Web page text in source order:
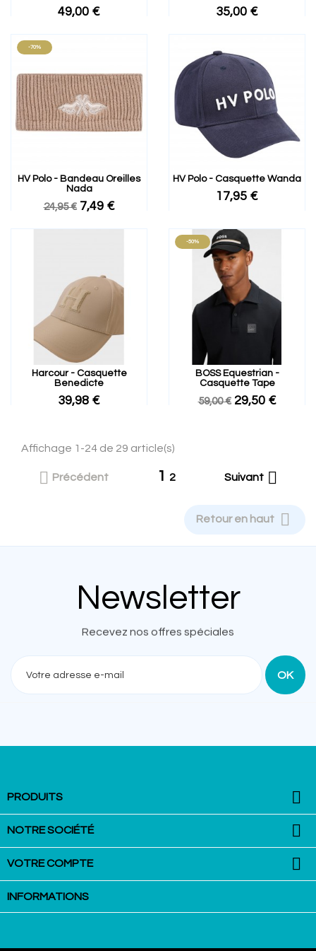
49,00 € 35,00 €
HV Polo - Bandeau Oreilles
Nada
24,95 € 7,49 €
-70%
HV Polo - Casquette Wanda
17,95 €
Harcour - Casquette
Benedicte
39,98 €
BOSS Equestrian -
Casquette Tape
59,00 € 29,50 €
-50%
Affichage 1-24 de 29 article(s)
 Précédent 1 2 Suivant 
Retour en haut 
Newsletter
Recevez nos offres spéciales
PRODUITS 
NOTRE SOCIÉTÉ 
VOTRE COMPTE 
INFORMATIONS